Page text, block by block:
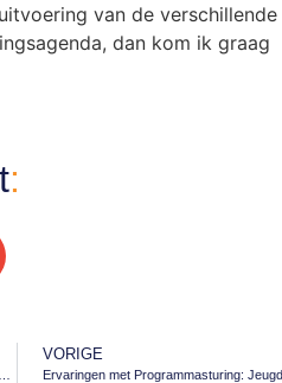
van de verschillende
dan kom ik graag
:
VORIGE
Ervaringen met Programmasturing: